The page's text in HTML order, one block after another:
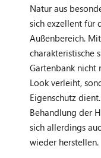
Natur aus
sich exzellent für
Außenbereich.
charakteristische
Gartenbank nicht
Look verleiht,
Eigenschutz
Behandlung der
sich allerdings
wieder herstellen.